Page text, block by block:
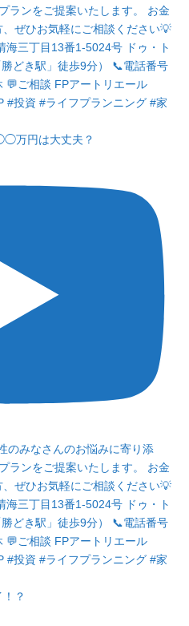
万円は大丈夫？
？